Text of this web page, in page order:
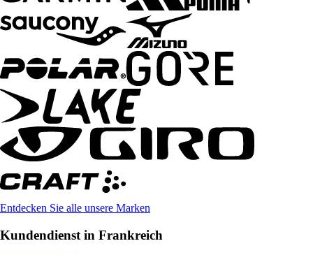
Entdecken Sie alle unsere Marken
Kundendienst in Frankreich